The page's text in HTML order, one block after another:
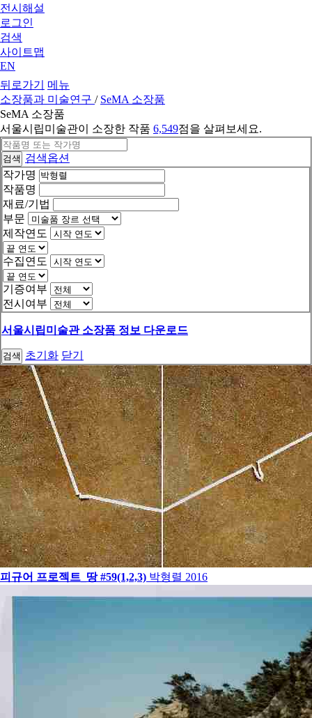
전시해설
로그인
검색
사이트맵
EN
뒤로가기
메뉴
소장품과 미술연구 / SeMA 소장품
SeMA 소장품
서울시립미술관이 소장한 작품 6,549점을 살펴보세요.
검색 검색옵션
작가명
작품명
재료/기법
부문
제작연도
수집연도
기증여부
전시여부
서울시립미술관 소장품 정보 다운로드
검색 초기화 닫기
피규어 프로젝트_땅 #59(1,2,3) 박형렬 2016